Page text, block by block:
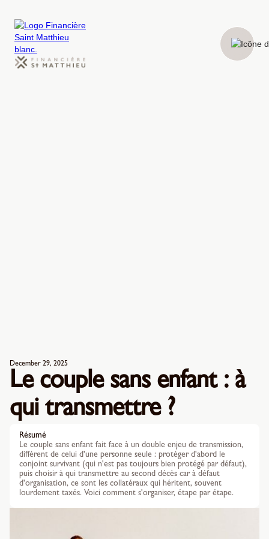
December 29, 2025
Le couple sans enfant : à
qui transmettre ?
Résumé
Le couple sans enfant fait face à un double enjeu de transmission,
différent de celui d'une personne seule : protéger d'abord le
conjoint survivant (qui n'est pas toujours bien protégé par défaut),
puis choisir à qui transmettre au second décès car à défaut
d'organisation, ce sont les collatéraux qui héritent, souvent
lourdement taxés. Voici comment s'organiser, étape par étape.